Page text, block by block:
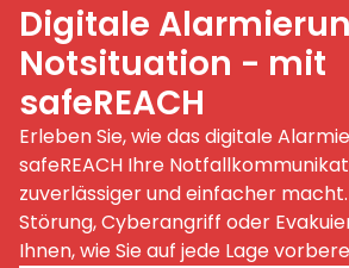
Digitale
Notsituation - mit
safeREACH
Erleben Sie, wie das digitale
safeREACH Ihre
zuverlässiger und einfacher
Störung, Cyberangriff oder
Ihnen, wie Sie auf jede Lage